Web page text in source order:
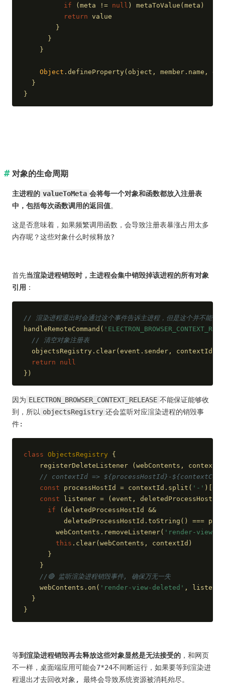
if (meta != null ) metaToValue(meta)
return value
        }
      }
    }
Object .defineProperty(object, member.name,
  }
}
对象的生命周期
主进程的 valueToMeta 会将每一个对象和函数都放入注册表
中，包括每次函数调用的返回值。
这是否意味着，如果频繁调用函数，会导致注册表暴涨占用太多
内存呢？这些对象什么时候释放?
首先当渲染进程销毁时，主进程会集中销毁掉该进程的所有对象
引用 ：
// 渲染进程退出时会通过这个事件告诉主进程，但是这个并不能保
handleRemoteCommand(
// 清空对象注册表
  objectsRegistry.clear(event.sender, contextId)
return
null
})
因为 ELECTRON_BROWSER_CONTEXT_RELEASE 不能保证能够收
到，所以 objectsRegistry 还会监听对应渲染进程的销毁事
件:
class ObjectsRegistry
{
registerDeleteListener (webContents,
// contextId => ${processHostId}-
const processHostId = contextId.split( '-' )[
const listener = (event, deletedProcessHostId
if (deletedProcessHostId &&
deletedProcessHostId.toString() ===
        webContents.removeListener(
'render-view-
this .clear(webContents, contextId)
      }
    }
//🔴 监听渲染进程销毁事件, 确保万无一失
    webContents.on(
'render-view-deleted' ,
  }
}
等到渲染进程销毁再去释放这些对象显然是无法接受的 ，和网页
不一样，桌面端应用可能会7*24不间断运行，如果要等到渲染进
程退出才去回收对象, 最终会导致系统资源被消耗殆尽。